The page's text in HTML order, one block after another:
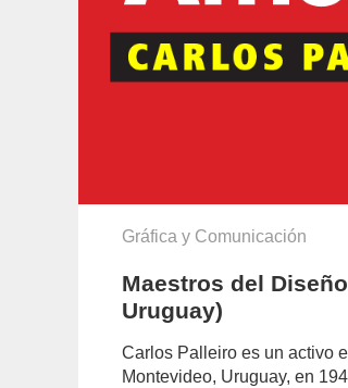
Gráfica y Comunicación
Maestros del
Uruguay)
Carlos Palleiro es un activo
Montevideo, Uruguay, en